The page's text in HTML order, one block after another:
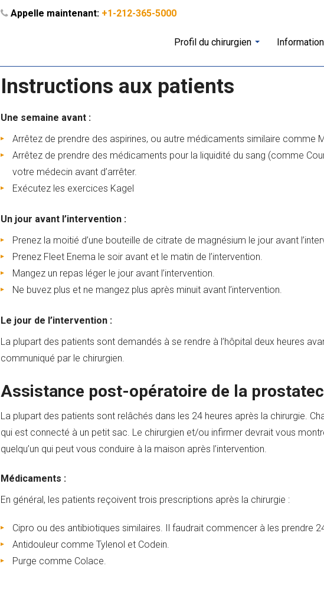
Appelle maintenant: +1-212-365-5000
recherche
Profil du chirurgien Information
Instructions aux patients
Une semaine avant :
Arrêtez de prendre des aspirines, ou autre médicaments similaire comme
Arrêtez de prendre des médicaments pour la liquidité du sang (comme
votre médecin avant d’arrêter.
Exécutez les exercices Kagel
Un jour avant l’intervention :
Prenez la moitié d’une bouteille de citrate de magnésium le jour avant
Prenez Fleet Enema le soir avant et le matin de l’intervention.
Mangez un repas léger le jour avant l’intervention.
Ne buvez plus et ne mangez plus après minuit avant l’intervention.
Le jour de l’intervention :
La plupart des patients sont demandés à se rendre à l’hôpital deux heures
communiqué par le chirurgien.
Assistance post-opératoire de la
La plupart des patients sont relâchés dans les 24 heures après la chirurgie.
qui est connecté à un petit sac. Le chirurgien et/ou infirmer devrait vous
quelqu’un qui peut vous conduire à la maison après l’intervention.
Médicaments :
En général, les patients reçoivent trois prescriptions après la chirurgie :
Cipro ou des antibiotiques similaires. Il faudrait commencer à les prendre
Antidouleur comme Tylenol et Codein.
Purge comme Colace.